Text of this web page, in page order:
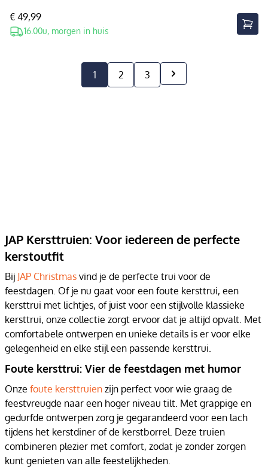
€ 49,99
16.00u, morgen in huis
1 2 3
JAP Kersttruien: Voor iedereen de perfecte
kerstoutfit
Bij JAP Christmas vind je de perfecte trui voor de
feestdagen. Of je nu gaat voor een foute kersttrui, een
kersttrui met lichtjes, of juist voor een stijlvolle klassieke
kersttrui, onze collectie zorgt ervoor dat je altijd opvalt. Met
comfortabele ontwerpen en unieke details is er voor elke
gelegenheid en elke stijl een passende kersttrui.
Foute kersttrui: Vier de feestdagen met humor
Onze foute kersttruien zijn perfect voor wie graag de
feestvreugde naar een hoger niveau tilt. Met grappige en
gedurfde ontwerpen zorg je gegarandeerd voor een lach
tijdens het kerstdiner of de kerstborrel. Deze truien
combineren plezier met comfort, zodat je zonder zorgen
kunt genieten van alle feestelijkheden.